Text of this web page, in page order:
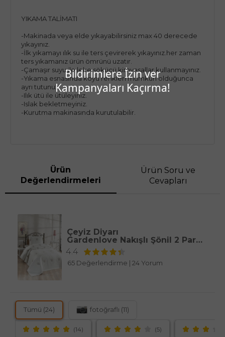
Bildirimlere İzin ver
Kampanyaları Kaçırma!
YIKAMA TALİMATI
-Makinada veya elde yıkayabilirsiniz max 40 derecede
yıkayınız.
-İlk yıkamayı ılık su ile ters çevirerek yıkayınız.her zaman
ters yıkamanız ürün ömrünü uzatır.
-Çamaşır suyu ile leke sökücü kimyasallar kullanmayınız.
-Yıkama esnasında koyu renkleri mümkün olduğunca
ayrı tutunuz.
-Ilık ütü ile ütüleyiniz.
-Islak bekletmeyiniz.
-Kurutma makinasında kurutulabilir.
Ürün
Değerlendirmeleri
Ürün Soru ve
Cevapları
Çeyiz Diyarı
Gardenlove Nakışlı Şönil 2 Parça Tek Kişilik Yatak Örtüsü Krem
4.4
65 Değerlendirme | 24 Yorum
Tümü (24) fotoğraflı (11)
(14) (5)